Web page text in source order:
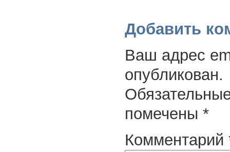
Добавить
Ваш адрес
опубликован.
помечены *
Комментарий